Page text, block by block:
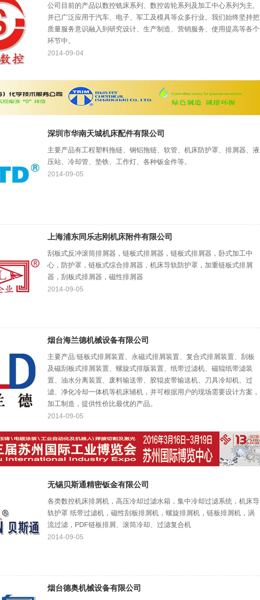
公司目前的产品以数控铣床系列、数控齿轮系列及加工中心系列为主,
并已广泛应用于汽车、电子、军工及模具等众多行业。我们始终坚持把
质量服务意识融入到研究设计、生产制造、营销服务、使用提高等各个
环节中。
2014-09-04
深圳市华南天城机床配件有限公司
主要产品有工程塑料拖链、钢铝拖链、软管、机床防护罩、排屑器、液
压站、冷却管、垫铁、工作灯、各种钣金件等。
2014-09-05
上海浦东同乐志刚机床附件有限公司
刮板式反冲滚筒排屑器，链板式排屑器，链板式排屑器，卧式加工中
心，防护罩，链板式综合排屑器，机床导轨防护罩，加重链板式排屑
器，刮板式排屑器，磁性排屑器
2014-09-05
烟台海兰德机械设备有限公司
主要产品:链板式排屑装置、永磁式排屑装置、复合式排屑装置、刮板
及磁刮板式排屑装置、螺旋式排版装置、纸带过滤机、磁辊纸带滤装
置、油水分离装置、废料输送带、胶辊皮带输送机、刀具冷却机、过
滤、净化冷却一体机等机床辅机，并可根据用户的现场需要设计方案，
加工制造，提供性价比最优的产品。
2014-09-05
无锡贝斯通精密钣金有限公司
各类数控机床排屑机，高压冷却过滤水箱，集中冷却过滤系统，机床导
轨护罩 纸带过滤机，磁性刮板排屑机，螺旋排屑机，链板排屑机，涡
流过滤，PDF链板排屑、滚筒冷却、过滤复合机
2014-09-05
烟台德奥机械设备有限公司